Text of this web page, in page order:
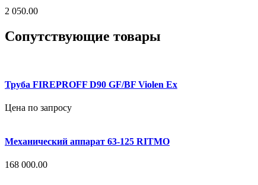
2 050.00
Сопутствующие товары
Труба FIREPROFF D90 GF/BF Violen Ex
Цена по запросу
Механический аппарат 63-125 RITMO
168 000.00